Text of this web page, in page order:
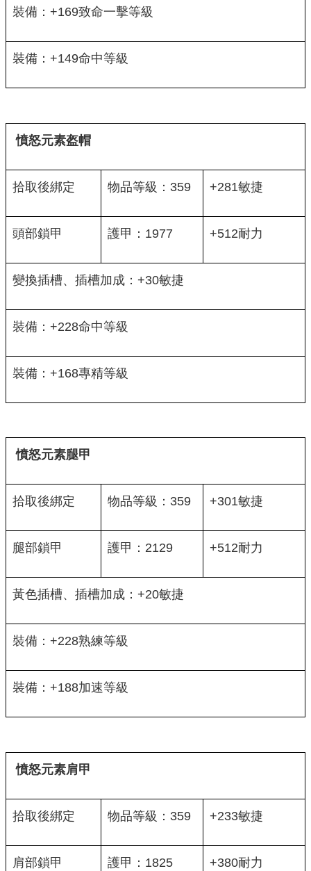
裝備：+169致命一擊等級
裝備：+149命中等級
憤怒元素盔帽
拾取後綁定 物品等級：359 +281敏捷
頭部鎖甲 護甲：1977 +512耐力
變換插槽、插槽加成：+30敏捷
裝備：+228命中等級
裝備：+168專精等級
憤怒元素腿甲
拾取後綁定 物品等級：359 +301敏捷
腿部鎖甲 護甲：2129 +512耐力
黃色插槽、插槽加成：+20敏捷
裝備：+228熟練等級
裝備：+188加速等級
憤怒元素肩甲
拾取後綁定 物品等級：359 +233敏捷
肩部鎖甲 護甲：1825 +380耐力